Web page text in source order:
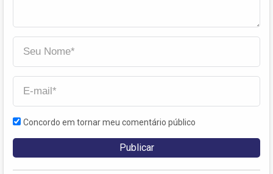
Concordo em tornar meu comentário público